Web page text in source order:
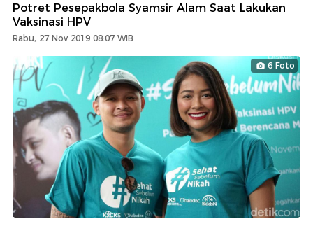
Potret Pesepakbola Syamsir Alam Saat Lakukan
Vaksinasi HPV
Rabu, 27 Nov 2019 08:07 WIB
6 Foto